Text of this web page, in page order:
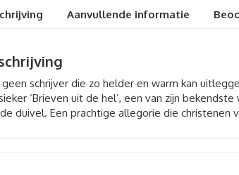
Aanvullende informatie
geen schrijver die zo helder en warm kan
‘Brieven uit de hel’, een van zijn
duivel. Een prachtige allegorie die